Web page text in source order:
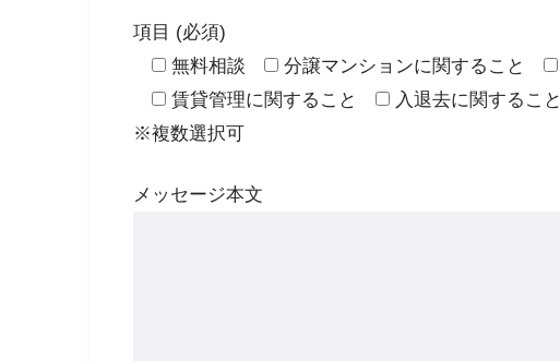
項目 (必須)
無料相談
分譲マンションに関すること
賃貸管理に関すること
入退去に関すること
※複数選択可
メッセージ本文